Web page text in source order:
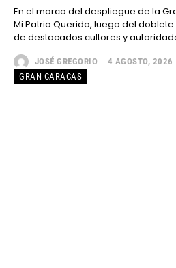
En el marco del despliegue de la
Mi Patria Querida, luego del
de destacados cultores y
JOSÉ GREGORIO - 4 AGOSTO, 2026
GRAN CARACAS